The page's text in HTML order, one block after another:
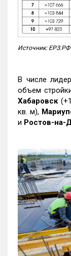
Источник: ЕРЗ.РФ
В числе
объем
Хабаровск
кв. м),
и Ростов-на-